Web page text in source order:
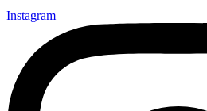
Instagram